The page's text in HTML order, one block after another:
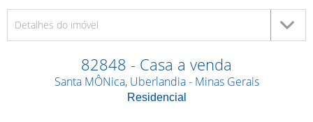
Detalhes do imóvel
82848 - Casa a venda
Santa MÔNica, Uberlandia - Minas Gerais
Residencial